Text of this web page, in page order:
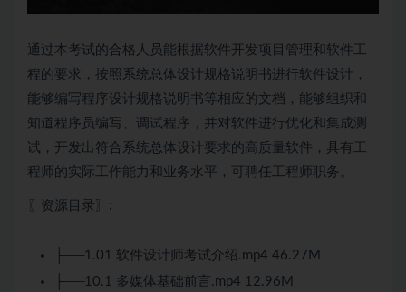
通过本考试的合格人员能根据软件开发项目管理和软件工
程的要求，按照系统总体设计规格说明书进行软件设计，
能够编写程序设计规格说明书等相应的文档，能够组织和
知道程序员编写、调试程序，并对软件进行优化和集成测
试，开发出符合系统总体设计要求的高质量软件，具有工
程师的实际工作能力和业务水平，可聘任工程师职务。
〖资源目录〗:
├──1.01 软件设计师 考试介绍.mp4 46.27M
├──10.1 多媒体基础前言.mp4 12.96M